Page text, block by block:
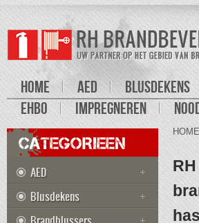
HOME AED BLUSDEKENS
EHBO
IMPREGNEREN
HOME
CATEGORIEEN
AED
Blusdekens